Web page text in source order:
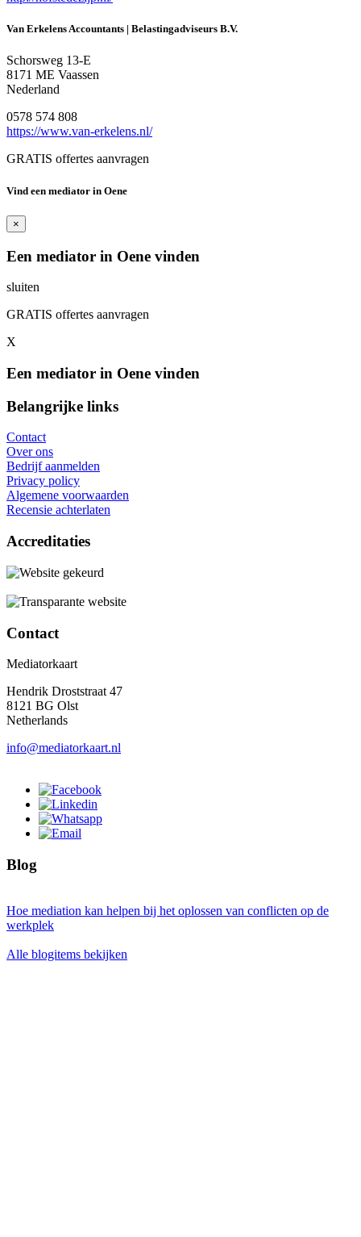
Van Erkelens Accountants | Belastingadviseurs B.V.
Schorsweg 13-E
8171 ME Vaassen
Nederland
0578 574 808
https://www.van-erkelens.nl/
GRATIS offertes aanvragen
Vind een mediator in Oene
×
Een mediator in Oene vinden
sluiten
GRATIS offertes aanvragen
X
Een mediator in Oene vinden
Belangrijke links
Contact
Over ons
Bedrijf aanmelden
Privacy policy
Algemene voorwaarden
Recensie achterlaten
Accreditaties
Contact
Mediatorkaart
Hendrik Droststraat 47
8121 BG Olst
Netherlands
info@mediatorkaart.nl
Blog
Hoe mediation kan helpen bij het oplossen van conflicten op de
werkplek
Alle blogitems bekijken